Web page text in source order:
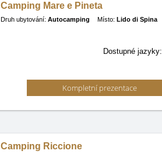
Camping Mare e Pineta
Druh ubytování: Autocamping Místo: Lido di Spina
Dostupné jazyky:
Kompletní prezentace
Camping Riccione